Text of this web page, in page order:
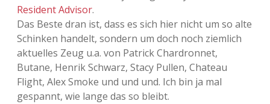
Resident Advisor.
Das Beste dran ist, dass es sich hier nicht um so alte
Schinken handelt, sondern um doch noch ziemlich
aktuelles Zeug u.a. von Patrick Chardronnet,
Butane, Henrik Schwarz, Stacy Pullen, Chateau
Flight, Alex Smoke und und und. Ich bin ja mal
gespannt, wie lange das so bleibt.